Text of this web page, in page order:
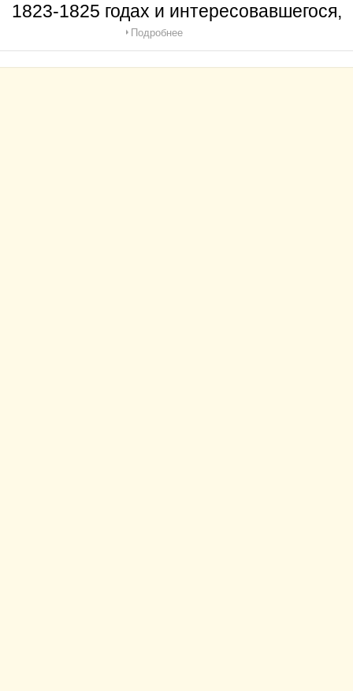
1823-1825 годах и интересовавшегося,
Подробнее